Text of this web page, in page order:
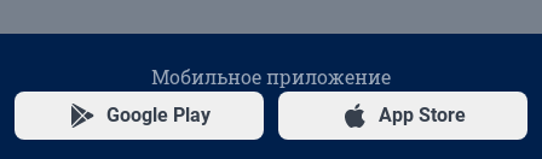
Мобильное приложение
Google Play App Store